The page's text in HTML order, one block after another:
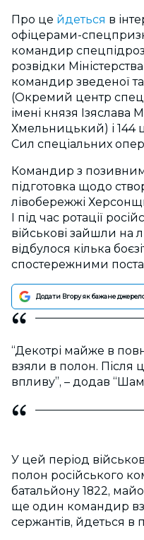
Про це йдеться в
офіцерами-
командир
розвідки
командир зведеної
(Окремий центр
імені князя Ізяслава
Хмельницький) і 144
Сил спеціальних
Командир з
підготовка щодо
лівобережжі
І під час ротації
військові зайшли на
відбулося кілька
спостережними
Додати Вгору як бажане
“Декотрі майже в
взяли в полон. Після
впливу”, – додав
У цей період
полон російського
батальйону 1822,
ще один командир
сержантів, йдеться в